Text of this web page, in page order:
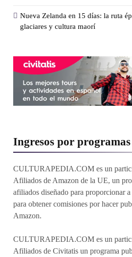
Nueva Zelanda en 15 días: la ruta
glaciares y cultura maorí
Ingresos por
CULTURAPEDIA.COM es un
Afiliados de Amazon de la UE, un
afiliados diseñado para proporcionar
para obtener comisiones por hacer
Amazon.
CULTURAPEDIA.COM es un
Afiliados de Civitatis un programa